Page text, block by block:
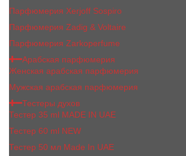
Парфюмерия Xerjoff Sospiro
Парфюмерия Zadig & Voltaire
Парфюмерия Zarkoperfume
Арабская парфюмерия
Женская арабская парфюмерия
Мужская арабская парфюмерия
Тестеры духов
Тестер 35 ml MADE IN UAE
Тестер 60 ml NEW
Тестер 50 мл Made In UAE